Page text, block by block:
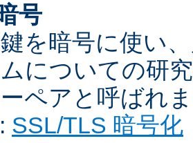
号
を暗号に使い
についての研
ペアと呼ばれ
SSL/TLS 暗号化